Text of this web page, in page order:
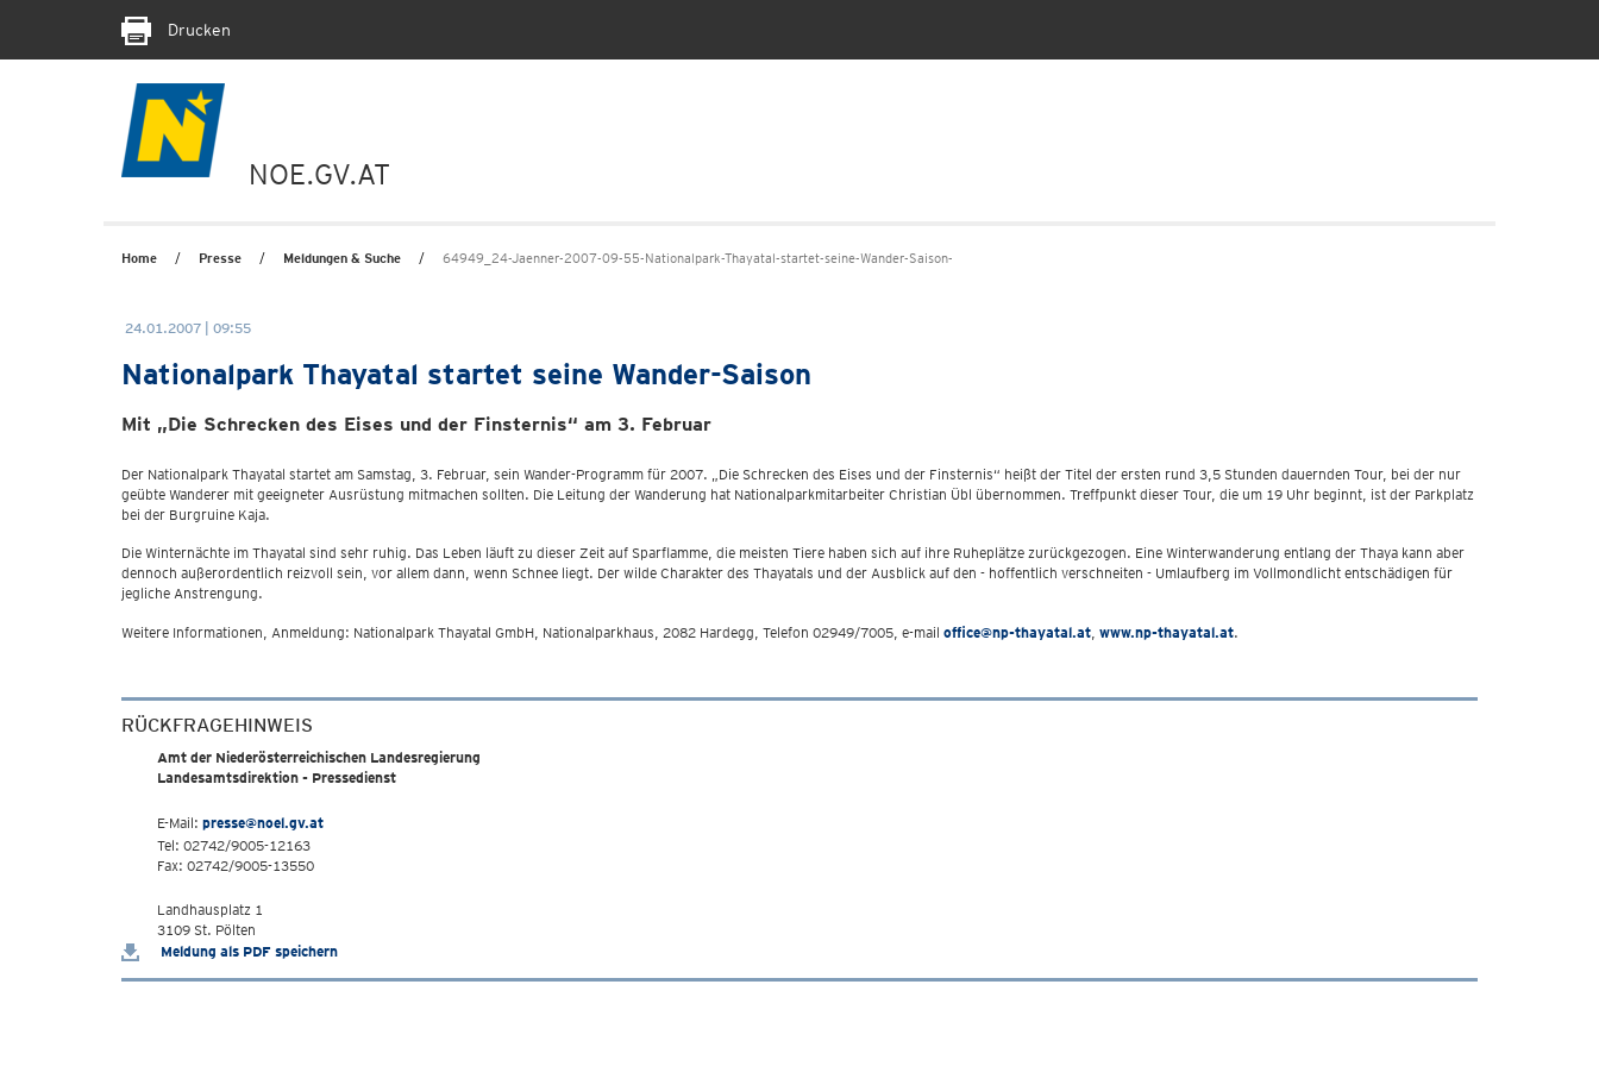
Drucken
NOE.GV.AT
Home Presse Meldungen & Suche 64949_24-Jaenner-2007-09-55-Nationalpark-Thayatal-startet-seine-Wander-Saison-
24.01.2007 | 09:55
Nationalpark Thayatal startet seine Wander-Saison
Mit „Die Schrecken des Eises und der Finsternis“ am 3. Februar
Der Nationalpark Thayatal startet am Samstag, 3. Februar, sein Wander-Programm für 2007. „Die Schrecken des Eises und der Finsternis“ heißt der Titel der ersten rund 3,5 Stunden dauernden Tour, bei der nur
geübte Wanderer mit geeigneter Ausrüstung mitmachen sollten. Die Leitung der Wanderung hat Nationalparkmitarbeiter Christian Übl übernommen. Treffpunkt dieser Tour, die um 19 Uhr beginnt, ist der Parkplatz
bei der Burgruine Kaja.
Die Winternächte im Thayatal sind sehr ruhig. Das Leben läuft zu dieser Zeit auf Sparflamme, die meisten Tiere haben sich auf ihre Ruheplätze zurückgezogen. Eine Winterwanderung entlang der Thaya kann aber
dennoch außerordentlich reizvoll sein, vor allem dann, wenn Schnee liegt. Der wilde Charakter des Thayatals und der Ausblick auf den - hoffentlich verschneiten - Umlaufberg im Vollmondlicht entschädigen für
jegliche Anstrengung.
Weitere Informationen, Anmeldung: Nationalpark Thayatal GmbH, Nationalparkhaus, 2082 Hardegg, Telefon 02949/7005, e-mail office@np-thayatal.at, www.np-thayatal.at.
RÜCKFRAGEHINWEIS
Amt der Niederösterreichischen Landesregierung
Landesamtsdirektion - Pressedienst
E-Mail: presse@noel.gv.at
Tel: 02742/9005-12163
Fax: 02742/9005-13550
Landhausplatz 1
3109 St. Pölten
Meldung als PDF speichern